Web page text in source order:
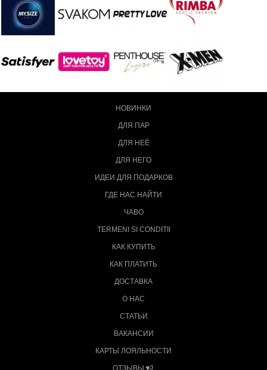
НОВИНКИ
ДЛЯ ПАР
ДЛЯ НЕЁ
ДЛЯ НЕГО
ИДЕИ ДЛЯ ПОДАРКОВ
ГДЕ НАС НАЙТИ
ЧАВО
TERMENI SI CONDITII
КАК КУПИТЬ
КАК ПЛАТИТЬ
ДОСТАВКА
О НАС
СТАТЬИ
ВАКАНСИИ
КАРТЫ ЛОЯЛЬНОСТИ
ОТЗЫВЫ